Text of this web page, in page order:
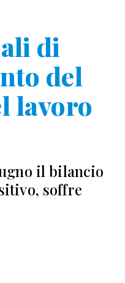
di
del
lavoro
il bilancio
soffre